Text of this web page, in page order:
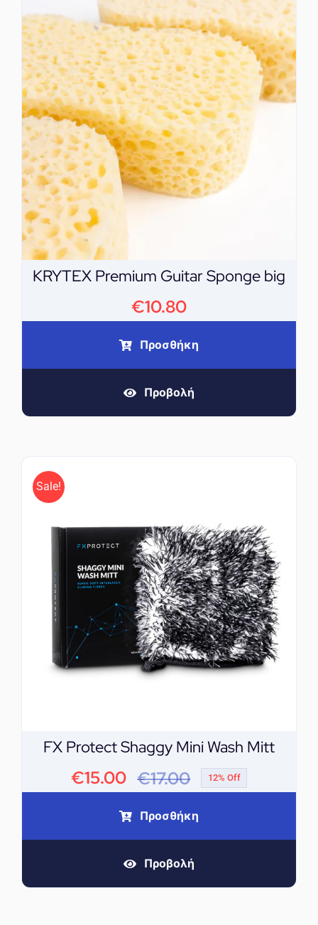
KRYTEX Premium Guitar Sponge big
€10.80
Προσθήκη
Προβολή
Sale!
FX Protect Shaggy Mini Wash Mitt
€17.00
Original
price
€17.00.
€15.00
Η
τρέχουσα
είναι:
12% Off
Προσθήκη
Προβολή